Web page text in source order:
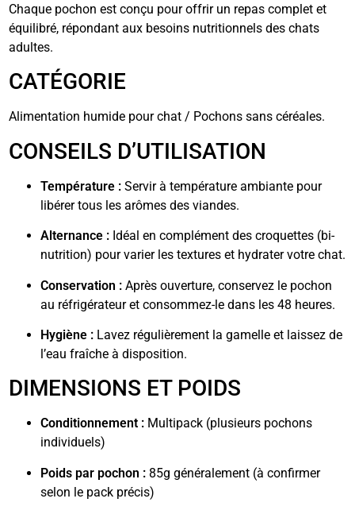
Chaque pochon est conçu pour offrir un repas complet et
équilibré, répondant aux besoins nutritionnels des chats
adultes.
CATÉGORIE
Alimentation humide pour chat / Pochons sans céréales.
CONSEILS D’UTILISATION
Température : Servir à température ambiante pour
libérer tous les arômes des viandes.
Alternance : Idéal en complément des croquettes (bi-
nutrition) pour varier les textures et hydrater votre chat.
Conservation : Après ouverture, conservez le pochon
au réfrigérateur et consommez-le dans les 48 heures.
Hygiène : Lavez régulièrement la gamelle et laissez de
l’eau fraîche à disposition.
DIMENSIONS ET POIDS
Conditionnement : Multipack (plusieurs pochons
individuels)
Poids par pochon : 85g généralement (à confirmer
selon le pack précis)